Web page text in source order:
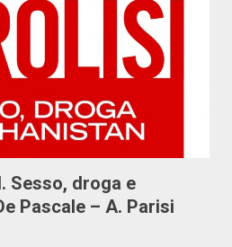
Sesso, droga e
Pascale – A. Parisi